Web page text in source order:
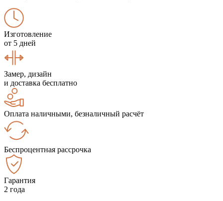
Изготовление
от 5 дней
Замер, дизайн
и доставка бесплатно
Оплата наличными, безналичный расчёт
Беспроцентная рассрочка
Гарантия
2 года